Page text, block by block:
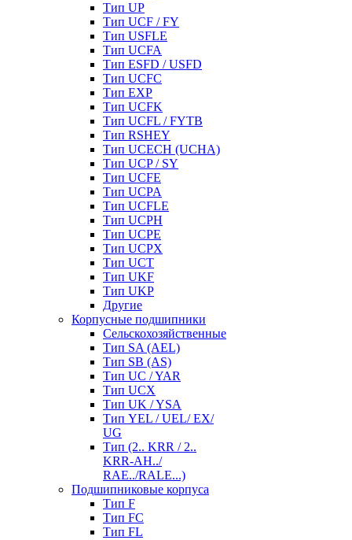
Тип UP
Тип UCF / FY
Тип USFLE
Тип UCFA
Тип ESFD / USFD
Тип UCFC
Тип EXP
Тип UCFK
Тип UCFL / FYTB
Тип RSHEY
Тип UCECH (UCHA)
Тип UCP / SY
Тип UCFE
Тип UCPA
Тип UCFLE
Тип UCPH
Тип UCPE
Тип UCPX
Тип UCT
Тип UKF
Тип UKP
Другие
Корпусные подшипники
Сельскохозяйственные
Тип SA (AEL)
Тип SB (AS)
Тип UC / YAR
Тип UCX
Тип UK / YSA
Тип YEL / UEL/ EX/
UG
Тип (2.. KRR / 2..
KRR-AH../
RAE../RALE...)
Подшипниковые корпуса
Тип F
Тип FC
Тип FL